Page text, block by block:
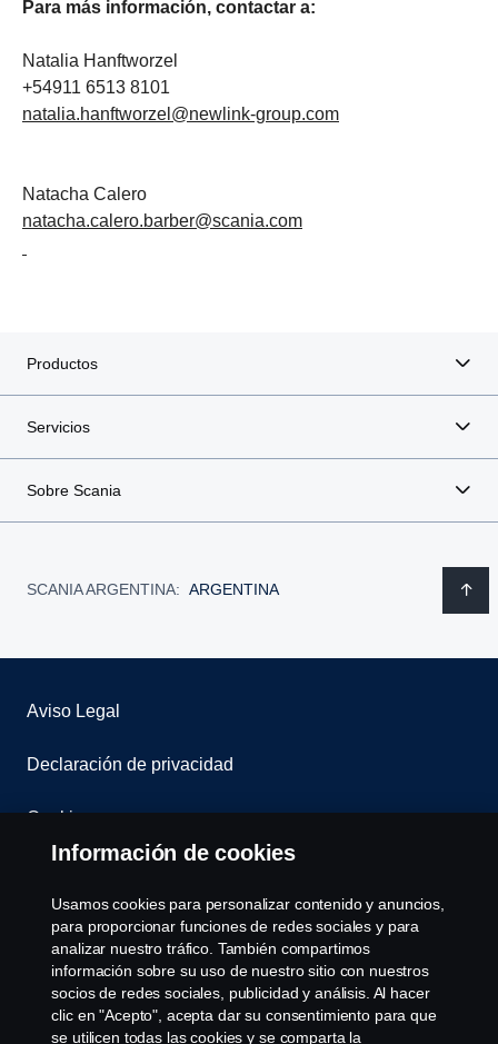
Para más información, contactar a:
Natalia Hanftworzel
+54911 6513 8101
natalia.hanftworzel@newlink-group.com
Natacha Calero
natacha.calero.barber@scania.com
Productos
Servicios
Sobre Scania
SCANIA ARGENTINA: ARGENTINA
Aviso Legal
Declaración de privacidad
Cookies
Sistema de Denuncias
Configuración de cookies
Información de cookies
Usamos cookies para personalizar contenido y anuncios,
para proporcionar funciones de redes sociales y para
analizar nuestro tráfico. También compartimos
información sobre su uso de nuestro sitio con nuestros
socios de redes sociales, publicidad y análisis. Al hacer
clic en "Acepto", acepta dar su consentimiento para que
se utilicen todas las cookies y se comparta la